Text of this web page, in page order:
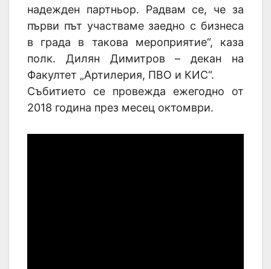
надежден партньор. Радвам се, че за
първи път участваме заедно с бизнеса
в града в такова мероприятие“, каза
полк. Дилян Димитров – декан на
Факултет „Артилерия, ПВО и КИС“.
Събитието се провежда ежегодно от
2018 година през месец октомври.